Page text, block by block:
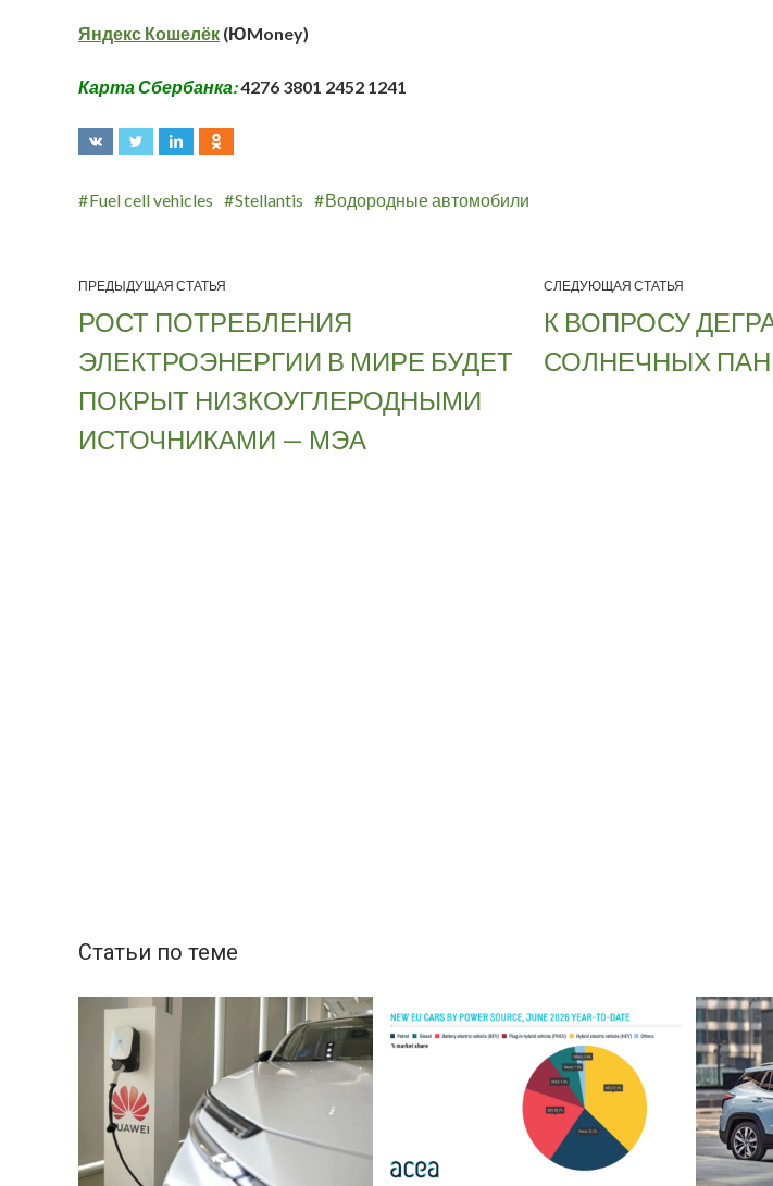
Яндекс Кошелёк (ЮMoney)
Карта Сбербанка:4276 3801 2452 1241
Fuel cell vehicles Stellantis Водородные автомобили
ПРЕДЫДУЩАЯ СТАТЬЯ
РОСТ ПОТРЕБЛЕНИЯ
ЭЛЕКТРОЭНЕРГИИ В МИРЕ БУДЕТ
ПОКРЫТ НИЗКОУГЛЕРОДНЫМИ
ИСТОЧНИКАМИ — МЭА
СЛЕДУЮЩАЯ СТАТЬЯ
К ВОПРОСУ
СОЛНЕЧНЫХ
Статьи по теме